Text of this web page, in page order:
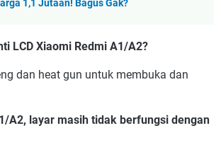
1,1 Jutaan! Bagus Gak?
LCD Xiaomi Redmi A1/A2?
dan heat gun untuk membuka dan
A2, layar masih tidak berfungsi dengan